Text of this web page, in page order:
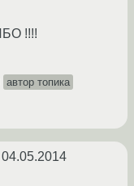
!!!!
автор топика
04.05.2014